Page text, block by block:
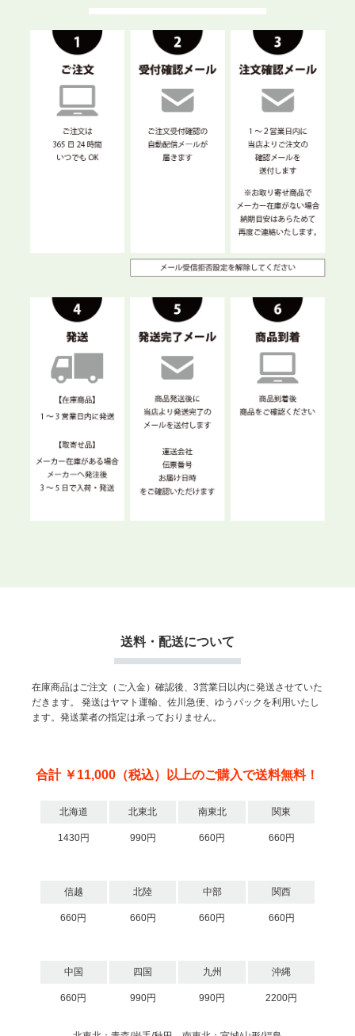
送料・配送について
在庫商品はご注文（ご入金）確認後、3営業日以内に発送させていた
だきます。
発送はヤマト運輸、佐川急便、ゆうパックを利用いたし
ます。発送業者の指定は承っておりません。
合計 ￥11,000（税込）以上のご購入で送料無料！
北海道 北東北 南東北 関東
1430円 990円 660円 660円
信越 北陸 中部 関西
660円 660円 660円 660円
中国 四国 九州 沖縄
660円 990円 990円 2200円